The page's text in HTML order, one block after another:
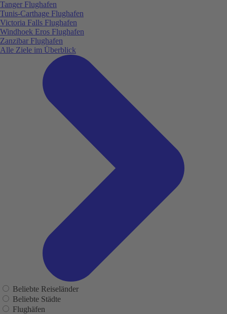
Tanger Flughafen
Tunis-Carthage Flughafen
Victoria Falls Flughafen
Windhoek Eros Flughafen
Zanzibar Flughafen
Alle Ziele im Überblick
Beliebte Reiseländer
Beliebte Städte
Flughäfen